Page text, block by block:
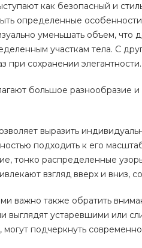
как безопасный и
определенные
уменьшать объем,
участкам тела. С
при сохранении элегантности.
большое разнообразие
выразить
подходить к его
тонко распределенные
взгляд вверх и вниз,
важно также обратить
выглядят устаревшими или
подчеркнуть